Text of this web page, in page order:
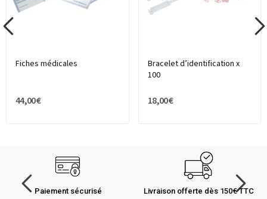
Fiches médicales
44,00 €
Bracelet d’identification x
100
18,00 €
Paiement sécurisé Livraison offerte dès 150€ TTC